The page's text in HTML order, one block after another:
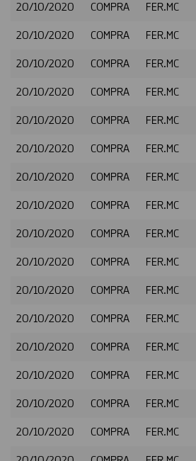
20/10/2020 COMPRA FER.MC
20/10/2020 COMPRA FER.MC
20/10/2020 COMPRA FER.MC
20/10/2020 COMPRA FER.MC
20/10/2020 COMPRA FER.MC
20/10/2020 COMPRA FER.MC
20/10/2020 COMPRA FER.MC
20/10/2020 COMPRA FER.MC
20/10/2020 COMPRA FER.MC
20/10/2020 COMPRA FER.MC
20/10/2020 COMPRA FER.MC
20/10/2020 COMPRA FER.MC
20/10/2020 COMPRA FER.MC
20/10/2020 COMPRA FER.MC
20/10/2020 COMPRA FER.MC
20/10/2020 COMPRA FER.MC